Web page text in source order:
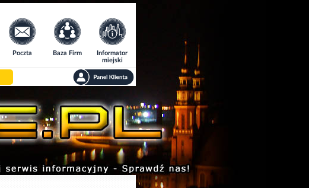
Poczta Baza Firm
Informator
miejski